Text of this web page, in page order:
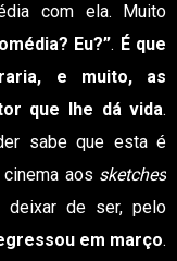
com ela. Muito
Eu?”. É que
e muito, as
que lhe dá vida.
sabe que esta é
aos sketches
deixar de ser, pelo
em março.